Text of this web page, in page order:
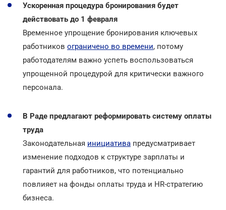
Ускоренная процедура бронирования будет
действовать до 1 февраля
Временное упрощение бронирования ключевых
работников ограничено во времени, потому
работодателям важно успеть воспользоваться
упрощенной процедурой для критически важного
персонала.
В Раде предлагают реформировать систему оплаты
труда
Законодательная инициатива предусматривает
изменение подходов к структуре зарплаты и
гарантий для работников, что потенциально
повлияет на фонды оплаты труда и HR-стратегию
бизнеса.